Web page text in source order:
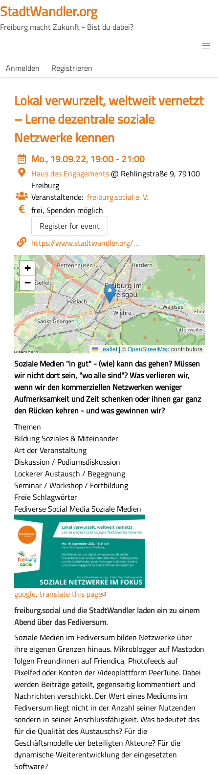
Direkt
zum
Inhalt
StadtWandler.org
Freiburg macht Zukunft - Bist du dabei?
Main
H4C
USER
Anmelden Registrieren
Lokal verwurzelt, weltweit vernetzt
– Lerne dezentrale soziale
Netzwerke kennen
Event
date
Mo., 19.09.22, 19:00 - 21:00
Ort
Haus des Engagements@ Rehlingstraße 9, 79100
Freiburg
Veranstaltende freiburg.social e. V.
Eintritt
Kosten
frei, Spenden möglich
Event
registration
webform
Register for event
Webseite
https://www.stadtwandler.org/…
+
−
Leaflet | ©OpenStreetMapcontributors
Z
u
s
a
m
m
e
n
f
a
s
s
u
n
Soziale Medien "in gut" - (wie) kann das gehen? Müssen
wir nicht dort sein, "wo alle sind"? Was verlieren wir,
wenn wir den kommerziellen Netzwerken weniger
Aufmerksamkeit und Zeit schenken oder ihnen gar ganz
den Rücken kehren - und was gewinnen wir?
Themen
BildungSoziales & Miteinander
Art der Veranstaltung
Diskussion / Podiumsdiskussion
Lockerer Austausch / Begegnung
Seminar / Workshop / Fortbildung
Freie Schlagwörter
FediverseSocial MediaSoziale Medien
google, translate this page
A
u
s
f
ü
h
r
l
i
c
h
e
B
e
freiburg.social und die StadtWandler laden ein zu einem
Abend über das Fediversum.
Soziale Medien im Fediversum bilden Netzwerke über
ihre eigenen Grenzen hinaus. Mikroblogger auf Mastodon
folgen Freundinnen auf Friendica, Photofeeds auf
Pixelfed oder Konten der Videoplattform PeerTube. Dabei
werden Beiträge geteilt, gegenseitig kommentiert und
Nachrichten verschickt. Der Wert eines Mediums im
Fediversum liegt nicht in der Anzahl seiner Nutzenden
sondern in seiner Anschlussfähigkeit. Was bedeutet das
für die Qualität des Austauschs? Für die
Geschäftsmodelle der beteiligten Akteure? Für die
dynamische Weiterentwicklung der eingesetzten
Software?